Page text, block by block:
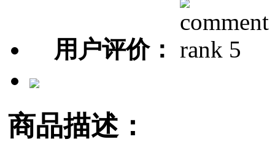
用户评价：
商品描述：